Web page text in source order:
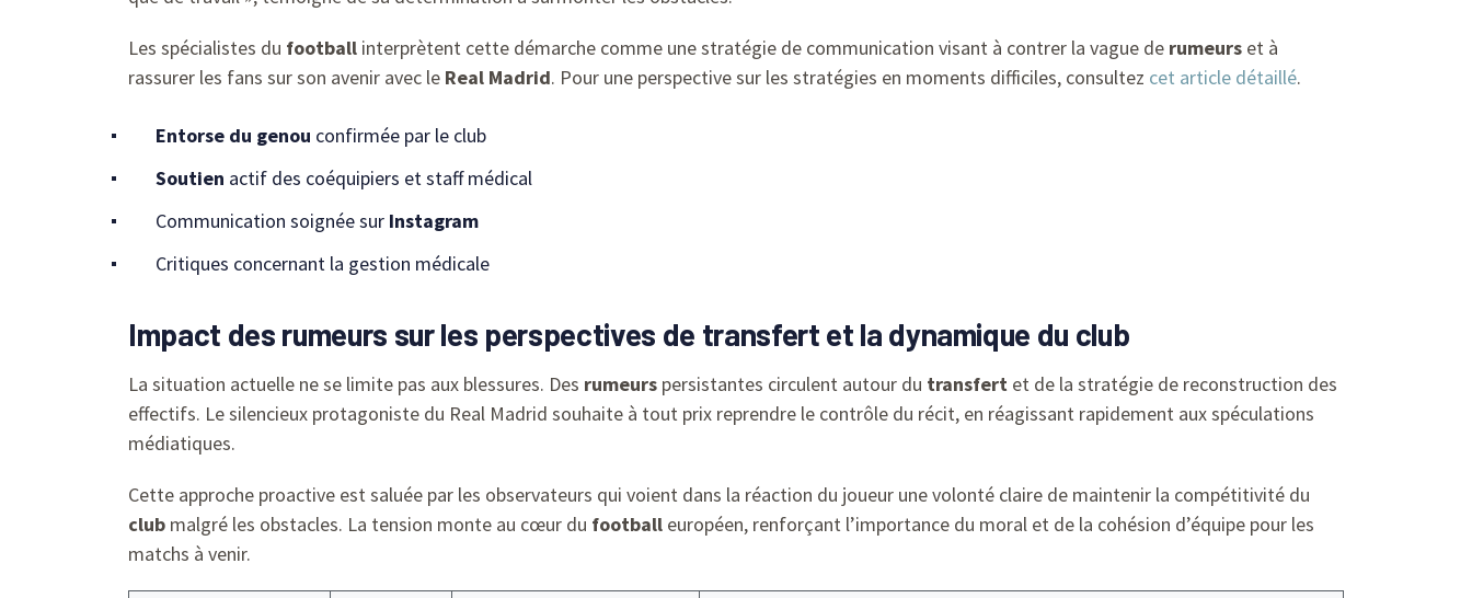
Les spécialistes du football interprètent cette démarche comme une stratégie de communication visant à contrer la vague de rumeurs et à
rassurer les fans sur son avenir avec le Real Madrid. Pour une perspective sur les stratégies en moments difficiles, consultez cet article détaillé.
Entorse du genou confirmée par le club
Soutien actif des coéquipiers et staff médical
Communication soignée sur Instagram
Critiques concernant la gestion médicale
Impact des rumeurs sur les perspectives de transfert et la dynamique du club
La situation actuelle ne se limite pas aux blessures. Des rumeurs persistantes circulent autour du transfert et de la stratégie de reconstruction des
effectifs. Le silencieux protagoniste du Real Madrid souhaite à tout prix reprendre le contrôle du récit, en réagissant rapidement aux spéculations
médiatiques.
Cette approche proactive est saluée par les observateurs qui voient dans la réaction du joueur une volonté claire de maintenir la compétitivité du
club malgré les obstacles. La tension monte au cœur du football européen, renforçant l’importance du moral et de la cohésion d’équipe pour les
matchs à venir.